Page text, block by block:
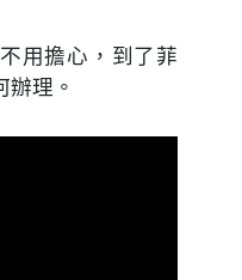
用擔心，到了菲
理。